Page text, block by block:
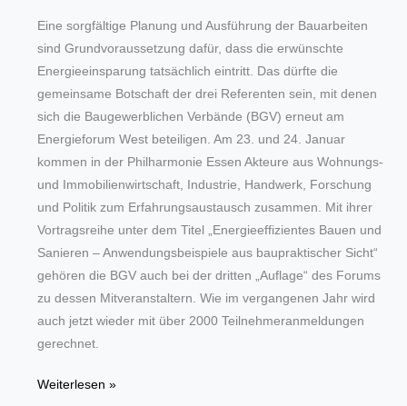
Eine sorgfältige Planung und Ausführung der Bauarbeiten
sind Grundvoraussetzung dafür, dass die erwünschte
Energieeinsparung tatsächlich eintritt. Das dürfte die
gemeinsame Botschaft der drei Referenten sein, mit denen
sich die Baugewerblichen Verbände (BGV) erneut am
Energieforum West beteiligen. Am 23. und 24. Januar
kommen in der Philharmonie Essen Akteure aus Wohnungs-
und Immobilienwirtschaft, Industrie, Handwerk, Forschung
und Politik zum Erfahrungsaustausch zusammen. Mit ihrer
Vortragsreihe unter dem Titel „Energieeffizientes Bauen und
Sanieren – Anwendungsbeispiele aus baupraktischer Sicht“
gehören die BGV auch bei der dritten „Auflage“ des Forums
zu dessen Mitveranstaltern. Wie im vergangenen Jahr wird
auch jetzt wieder mit über 2000 Teilnehmeranmeldungen
gerechnet.
Baugewerbliche
Weiterlesen »